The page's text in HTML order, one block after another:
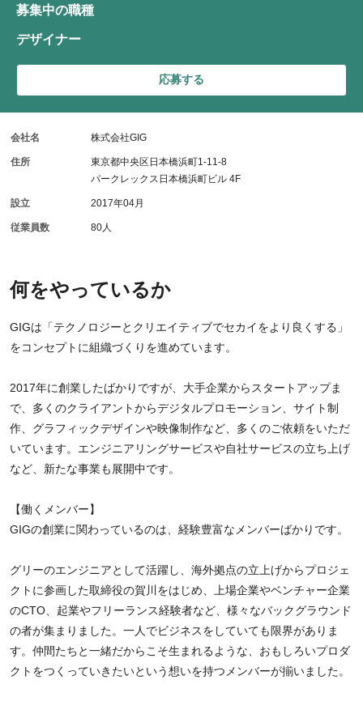
何をやっているか
GIGは「テクノロジーとクリエイティブでセカイをより良くする」
をコンセプトに組織づくりを進めています。
2017年に創業したばかりですが、大手企業からスタートアップま
で、多くのクライアントからデジタルプロモーション、サイト制
作、グラフィックデザインや映像制作など、多くのご依頼をいただ
いています。エンジニアリングサービスや自社サービスの立ち上げ
など、新たな事業も展開中です。
【働くメンバー】
GIGの創業に関わっているのは、経験豊富なメンバーばかりです。
グリーのエンジニアとして活躍し、海外拠点の立上げからプロジェ
クトに参画した取締役の賀川をはじめ、上場企業やベンチャー企業
のCTO、起業やフリーランス経験者など、様々なバックグラウンド
の者が集まりました。一人でビジネスをしていても限界がありま
す。仲間たちと一緒だからこそ生まれるような、おもしろいプロダ
クトをつくっていきたいという想いを持つメンバーが揃いました。
募集中の職種
デザイナー
応募する
会社名 株式会社GIG
住所
東京都中央区日本橋浜町1-11-8
パークレックス日本橋浜町ビル 4F
設立 2017年04月
従業員数 80人